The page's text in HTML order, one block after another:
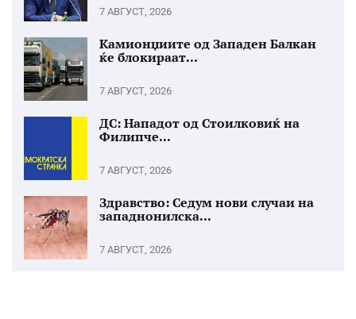
7 АВГУСТ, 2026
Камионџиите од Западен Балкан
ќе блокираат...
7 АВГУСТ, 2026
ДС: Нападот од Стоилковиќ на
Филипче...
7 АВГУСТ, 2026
Здравство: Седум нови случаи на
западнонилска...
7 АВГУСТ, 2026